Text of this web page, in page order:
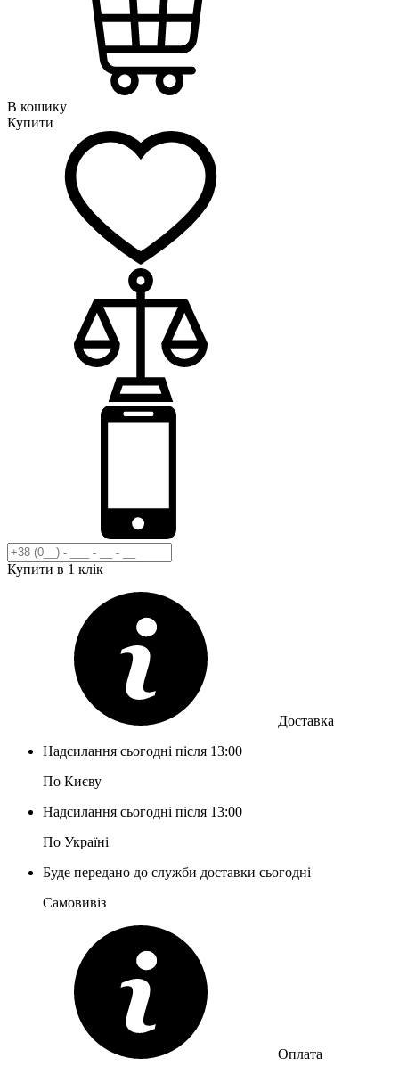
В кошику
Купити
Купити в 1 клік
Доставка
Надсилання сьогодні після 13:00
По Києву
Надсилання сьогодні після 13:00
По Україні
Буде передано до служби доставки сьогодні
Самовивіз
Оплата